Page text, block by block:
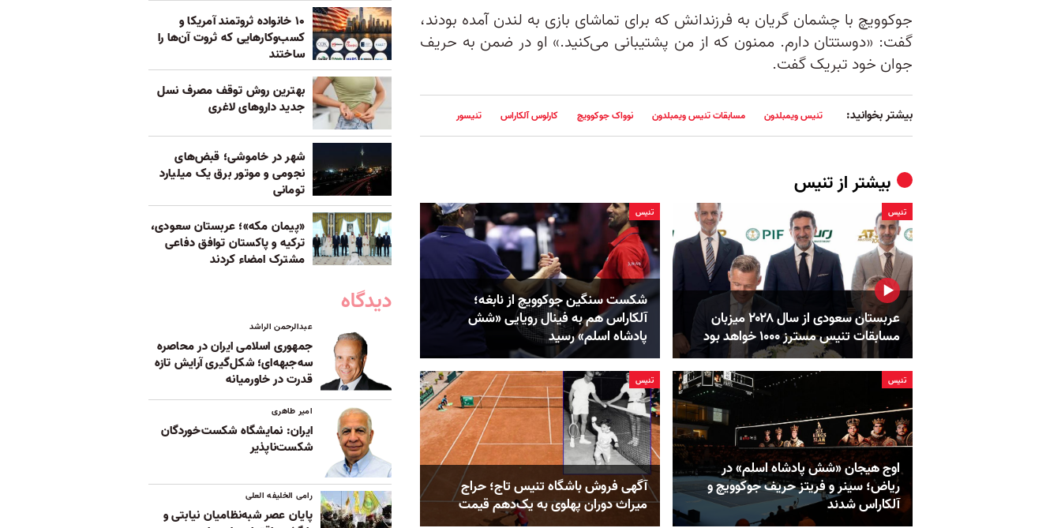
جوکوویچ با چشمان گریان به فرزندانش که برای تماشای بازی به لندن آمده بودند،
گفت: «دوستتان‌ دارم. ممنون که از من پشتیبانی می‌کنید.» او در ضمن به حریف
جوان خود تبریک گفت.
بیشتر بخوانید: تنیس ویمبلدون مسابقات تنیس ویمبلدون نوواک جوکوویچ کارلوس آلکاراس تنیسور
بیشتر ازتنيس
تنيس
عربستان سعودی از سال ۲۰۲۸ میزبان
مسابقات تنیس مسترز ۱۰۰۰ خواهد بود
تنيس
شکست سنگین جوکوویچ از نابغه؛
آلکاراس هم به فینال رویایی «شش
پادشاه اسلم» رسید
تنيس
اوج هیجان «شش پادشاه اسلم» در
ریاض؛ سینر و فریتز حریف جوکوویچ و
آلکاراس شدند
تنيس
آگهی فروش باشگاه تنیس تاج؛ حراج
میراث دوران پهلوی به یک‌دهم قیمت
۱۰ خانواده ثروتمند آمریکا و
کسب‌وکارهایی که ثروت آن‌ها را
ساختند
بهترین روش توقف مصرف نسل
جدید داروهای لاغری
شهر در خاموشی؛ قبض‌های
نجومی و موتور برق یک میلیارد
تومانی
«پیمان مکه»؛ عربستان سعودی،
ترکیه و پاکستان توافق دفاعی
مشترک امضاء کردند
دیدگاه
عبدالرحمن الراشد
جمهوری اسلامی ایران در محاصره
سه‌جبهه‌ای؛ شکل‌گیری آرایش تازه
قدرت در خاورمیانه
امیر طاهری
ایران: نمایشگاه شکست‌خوردگان
شکست‌ناپذیر
رامی الخلیفه العلی
پایان عصر شبه‌نظامیان نیابتی و